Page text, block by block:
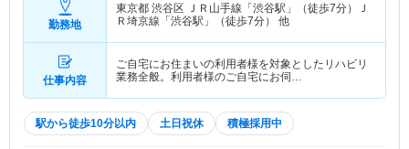
勤務地
東京都 渋谷区 ＪＲ山手線「渋谷駅」（徒歩7分）Ｊ
Ｒ埼京線「渋谷駅」（徒歩7分） 他
仕事内容
ご自宅にお住まいの利用者様を対象としたリハビリ
業務全般。利用者様のご自宅にお伺…
駅から徒歩10分以内 土日祝休 積極採用中